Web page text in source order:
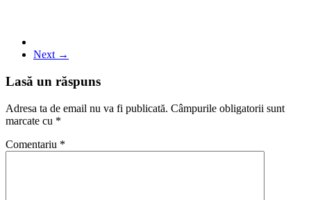
Next →
Lasă un răspuns
Adresa ta de email nu va fi publicată. Câmpurile obligatorii sunt
marcate cu *
Comentariu *